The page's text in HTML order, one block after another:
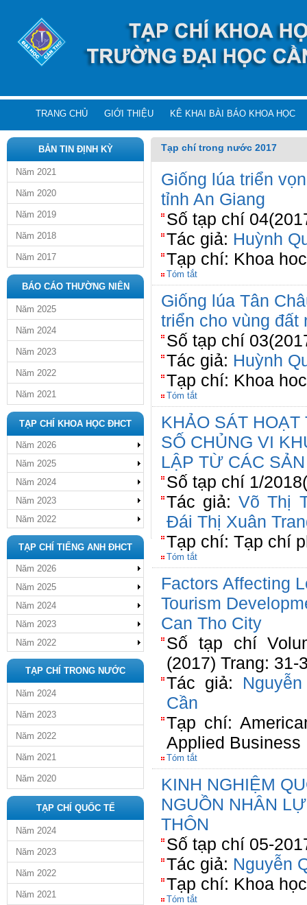
TRANG CHỦ GIỚI THIỆU KÊ KHAI BÀI BÁO KHOA HỌC
BẢN TIN ĐỊNH KỲ
Năm 2021
Năm 2020
Năm 2019
Năm 2018
Năm 2017
BÁO CÁO THƯỜNG NIÊN
Năm 2025
Năm 2024
Năm 2023
Năm 2022
Năm 2021
TẠP CHÍ KHOA HỌC ĐHCT
Năm 2026
Năm 2025
Năm 2024
Năm 2023
Năm 2022
TẠP CHÍ TIẾNG ANH ĐHCT
Năm 2026
Năm 2025
Năm 2024
Năm 2023
Năm 2022
TẠP CHÍ TRONG NƯỚC
Năm 2024
Năm 2023
Năm 2022
Năm 2021
Năm 2020
TẠP CHÍ QUỐC TẾ
Năm 2024
Năm 2023
Năm 2022
Năm 2021
Tạp chí trong nước 2017
Giống lúa triển
tỉnh An Giang
Số tạp chí
Tác giả: Huỳnh
Tạp chí: Khoa
Tóm tắt
Giống lúa Tân
triển cho vùng đất
Số tạp chí
Tác giả: Huỳnh
Tạp chí: Khoa
Tóm tắt
KHẢO SÁT
SỐ CHỦNG VI
LẬP TỪ CÁC
Số tạp chí 1/
Tác giả:Võ Thị
Đái Thị Xuân
Tạp chí: Tạp chí
Tóm tắt
Factors Affecting
Tourism
Can Tho City
Số tạp chí
(2017) Trang: 31-
Tác giả:
Cần
Tạp chí:
Applied Business
Tóm tắt
KINH NGHIỆM
NGUỒN NHÂN
THÔN
Số tạp chí 05-
Tác giả: Nguyễn
Tạp chí: Khoa
Tóm tắt